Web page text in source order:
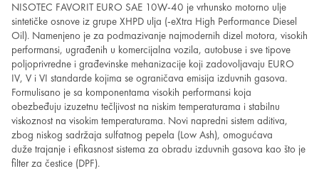
NISOTEC FAVORIT EURO SAE 10W-40 je vrhunsko motorno ulje
sintetičke osnove iz grupe XHPD ulja (-eXtra High Performance Diesel
Oil). Namenjeno je za podmazivanje najmodernih dizel motora, visokih
performansi, ugrađenih u komercijalna vozila, autobuse i sve tipove
poljoprivredne i građevinske mehanizacije koji zadovoljavaju EURO
IV, V i VI standarde kojima se ograničava emisija izduvnih gasova.
Formulisano je sa komponentama visokih performansi koja
obezbeđuju izuzetnu tečljivost na niskim temperaturama i stabilnu
viskoznost na visokim temperaturama. Novi napredni sistem aditiva,
zbog niskog sadržaja sulfatnog pepela (Low Ash), omogućava
duže trajanje i efikasnost sistema za obradu izduvnih gasova kao što je
filter za čestice (DPF).